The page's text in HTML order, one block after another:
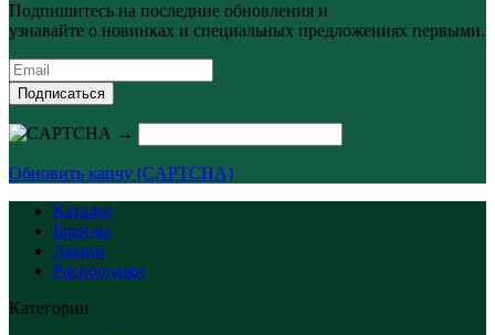
Подпишитесь на последние обновления и
узнавайте о новинках и специальных предложениях первыми.
Подписаться
→
Обновить капчу (CAPTCHA)
Каталог
Бренды
Акции
Распродажи
Категории